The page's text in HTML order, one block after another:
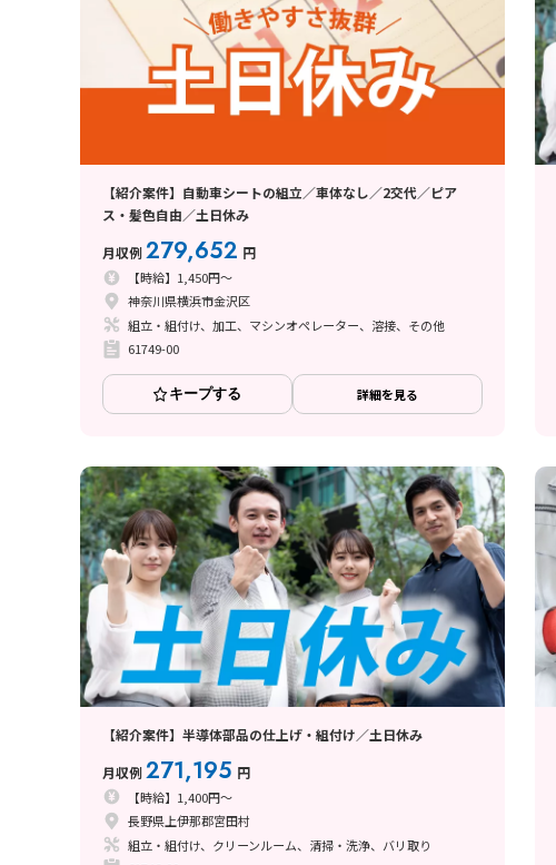
【紹介案件】自動車シートの組立／車体なし／2交代／ピア
ス・髪色自由／土日休み
月収例279,652 円
【時給】1,450円～
神奈川県横浜市金沢区
組立・組付け、加工、マシンオペレーター、溶接、その他
61749-00
キープする 詳細を見る
【紹介案件】半導体部品の仕上げ・組付け／土日休み
月収例271,195 円
【時給】1,400円～
長野県上伊那郡宮田村
組立・組付け、クリーンルーム、清掃・洗浄、バリ取り